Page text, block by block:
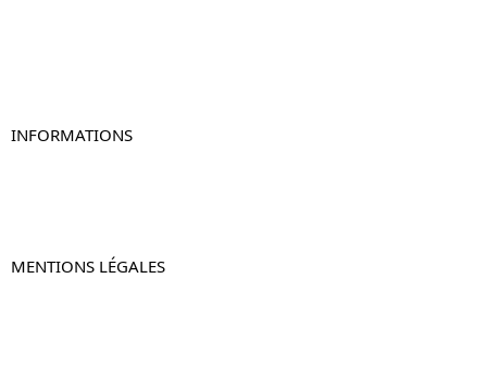
INFORMATIONS
MENTIONS LÉGALES